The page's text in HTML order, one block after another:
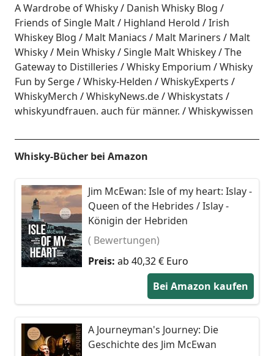
A Wardrobe of Whisky
Danish Whisky Blog
Friends of Single Malt
Highland Herold
Irish
Whiskey Blog
Malt Maniacs Malt Mariners
Malt
Whisky
Mein Whisky Single Malt Whiskey
The
Gateway to Distilleries
Whisky Emporium
Whisky
Fun by Serge
Whisky-Helden
WhiskyExperts
WhiskyMerch
WhiskyNews.de
Whiskystats
whiskyundfrauen. auch für männer.
Whiskywissen
Whisky-Bücher bei Amazon
Jim McEwan: Isle of my heart: Islay -
Queen of the Hebrides / Islay -
Königin der Hebriden
( Bewertungen)
Preis: ab 40,32 € Euro
Bei Amazon kaufen
A Journeyman's Journey: Die
Geschichte des Jim McEwan